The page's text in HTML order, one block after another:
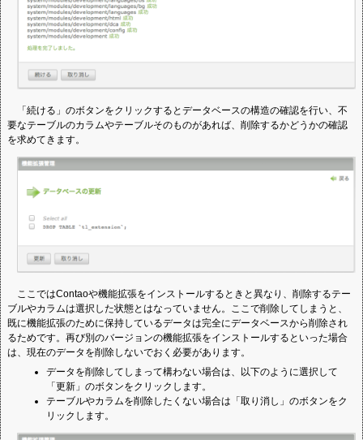
「続ける」のボタンをクリックするとデータベースの構造の確認を行い、不
要なテーブルのカラムやテーブルそのものがあれば、削除するかどうかの確認
を求めてきます。
ここではContaoや機能拡張をインストールするときと異なり、削除するテー
ブルやカラムは選択した状態とはなっていません。ここで削除してしまうと、
既に機能拡張のために保持しているデータは完全にデータベースから削除され
るためです。再び別のバージョンの機能拡張をインストールするといった場合
は、現在のデータを削除しないでおく必要があります。
データを削除してしまって構わない場合は、以下のように選択して
「更新」のボタンをクリックします。
テーブルやカラムを削除したくない場合は「取り消し」のボタンをク
リックします。